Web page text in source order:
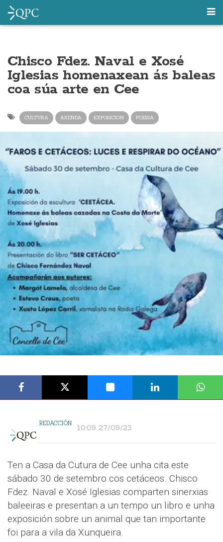
Chisco Fdez. Naval e Xosé
Iglesias homenaxean ás baleas
coa súa arte en Cee
CULTURA AXENDA EXPOSICION POESIA
REDACCIÓN 10:09 27/09/23
Ten a Casa da Cutura de Cee unha cita este
sábado 30 de setembro cos cetáceos. Chisco
Fdez. Naval e Xosé Iglesias comparten sinerxias
baleeiras e presentan a un tempo un libro e unha
exposición sobre un animal que tan importante
foi para a vila da Xunqueira.